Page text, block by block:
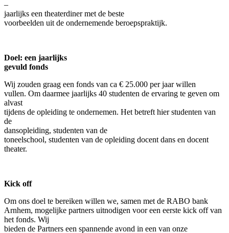
–
jaarlijks een theaterdiner met de beste
voorbeelden uit de ondernemende beroepspraktijk.
Doel: een jaarlijks
gevuld fonds
Wij zouden graag een fonds van ca € 25.000 per jaar willen
vullen. Om daarmee jaarlijks 40 studenten de ervaring te geven om
alvast
tijdens de opleiding te ondernemen. Het betreft hier studenten van
de
dansopleiding, studenten van de
toneelschool, studenten van de opleiding docent dans en docent
theater.
Kick off
Om ons doel te bereiken willen we, samen met de RABO bank
Arnhem, mogelijke partners uitnodigen voor een eerste kick off van
het fonds. Wij
bieden de Partners een spannende avond in een van onze